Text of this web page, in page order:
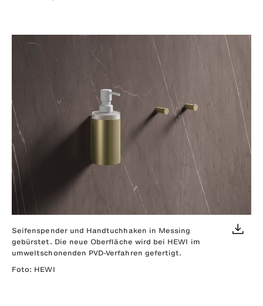
Seifenspender und Handtuchhaken in Messing
gebürstet. Die neue Oberfläche wird bei HEWI im
umweltschonenden PVD-Verfahren gefertigt.
Foto: HEWI